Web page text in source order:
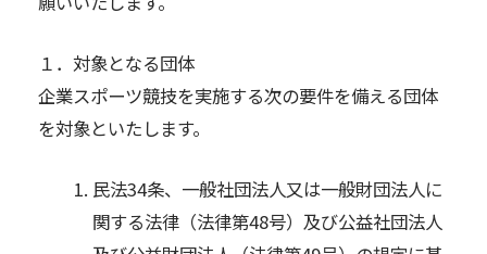
１．対象となる団体
企業スポーツ競技を実施する次の要件を備える団体
を対象といたします。
民法34条、一般社団法人又は一般財団法人に
関する法律（法律第48号）及び公益社団法人